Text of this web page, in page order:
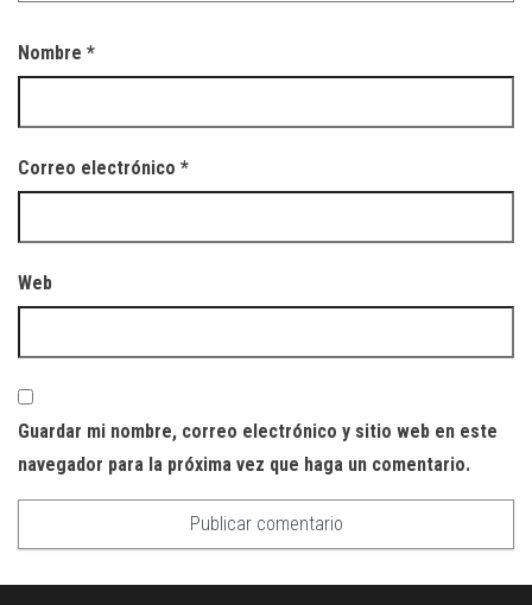
Nombre *
Correo electrónico *
Web
Guardar mi nombre, correo electrónico y sitio web en este
navegador para la próxima vez que haga un comentario.